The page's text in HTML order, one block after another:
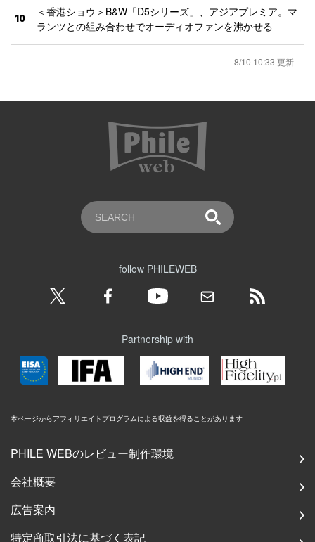
10
＜香港ショウ＞B&W「D5シリーズ」、アジアプレミア。マ
ランツとの組み合わせでオーディオファンを沸かせる
8/10 10:33 更新
follow PHILEWEB
Partnership with
本ページからアフィリエイトプログラムによる収益を得ることがあります
PHILE WEBのレビュー制作環境
会社概要
広告案内
特定商取引法に基づく表記